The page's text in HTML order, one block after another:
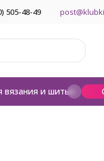
505-48-49
вязания и шитья